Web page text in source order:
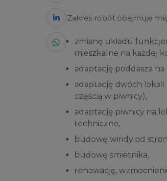
Zakres robót obejmuje
zmianę układu
mieszkalne na każdej
adaptację poddasza
adaptację dwóch
częścią w piwnicy),
adaptację piwnicy na
techniczne,
budowę windy od
budowę śmietnika,
renowację,